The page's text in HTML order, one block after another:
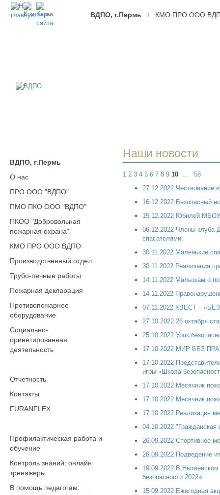
ВДПО, г.Пермь КМО ПРО ООО
ВДПО, г.Пермь
О нас
ПРО ООО "ВДПО"
ПМО ПКО ООО "ВДПО"
ПКОО "Добровольная
пожарная охрана"
КМО ПРО ООО ВДПО
Производственный отдел
Трубо-печные работы
Пожарная декларация
Противопожарное
оборудование
Социально-
ориентированная
деятельность
Отчетность
Контакты
FURANFLEX
Профилактическая работа и
обучение
Контроль знаний: онлайн
тренажеры
В помощь педагогам:
Наши новости
1 2 3 4 5 6 7 8 9 10 ...
58
27.12.2022 Чествование
16.12.2022 Безопасный
15.12.2022 Юбилей МБОУ
06.12.2022 Члены клуба
спасателями.
30.11.2022 Маленькие
30.11.2022 Реализация
14.11.2022 Малышам о
14.11.2022
07.11.2022 КВЕСТ –
27.10.2022 26 октября
25.10.2022 Урок
17.10.2022 МИР БЕЗ
17.10.2022
игры «Школа
17.10.2022 Месячник
17.10.2022 Месячник
17.10.2022 Реализация
04.10.2022 "Гражданская
26.09.2022 Спортивное
26.09.2022 Подведение
19.09.2022 В Нытвенском
безопасности 2022»
15.09.2022 Ежегодная